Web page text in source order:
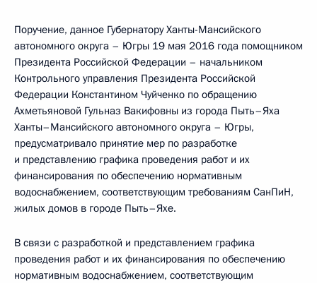
Поручение, данное Губернатору Ханты-Мансийского
автономного округа – Югры 19 мая 2016 года помощником
Президента Российской Федерации – начальником
Контрольного управления Президента Российской
Федерации Константином Чуйченко по обращению
Ахметьяновой Гульназ Вакифовны из города Пыть–Яха
Ханты–Мансийского автономного округа – Югры,
предусматривало принятие мер по разработке
и представлению графика проведения работ и их
финансирования по обеспечению нормативным
водоснабжением, соответствующим требованиям СанПиН,
жилых домов в городе Пыть–Яхе.
В связи с разработкой и представлением графика
проведения работ и их финансирования по обеспечению
нормативным водоснабжением, соответствующим